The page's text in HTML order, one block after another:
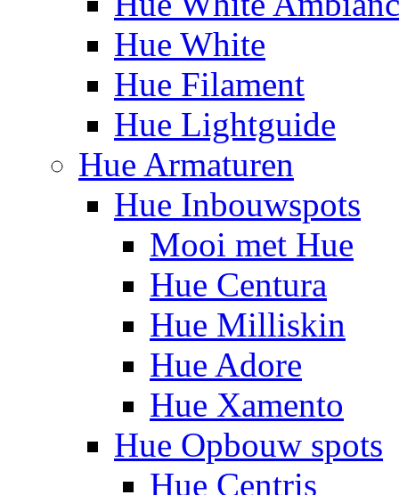
Hue White
Hue Filament
Hue Lightguide
Hue Armaturen
Hue Inbouwspots
Mooi met Hue
Hue Centura
Hue Milliskin
Hue Adore
Hue Xamento
Hue Opbouw spots
Hue Centris